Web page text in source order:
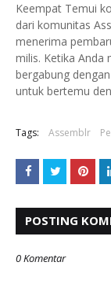
Keempat Temui
dari komunitas
menerima
milis. Ketika Anda
bergabung
untuk bertemu
Tags: Assemblr
POSTING
0 Komentar